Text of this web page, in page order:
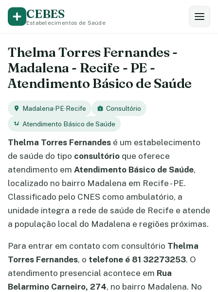
CEBES
Estabelecimentos de Saúde
Thelma Torres Fernandes -
Madalena - Recife - PE -
Atendimento Básico de Saúde
Madalena·PE·Recife
Consultório
Atendimento Básico de Saúde
Thelma Torres Fernandes é um estabelecimento
de saúde do tipo consultório que oferece
atendimento em Atendimento Básico de Saúde,
localizado no bairro Madalena em Recife - PE.
Classificado pelo CNES como ambulatório, a
unidade integra a rede de saúde de Recife e atende
a população local do Madalena e regiões próximas.
Para entrar em contato com consultório Thelma
Torres Fernandes, o telefone é 81 32273253. O
atendimento presencial acontece em Rua
Belarmino Carneiro, 274, no bairro Madalena. No